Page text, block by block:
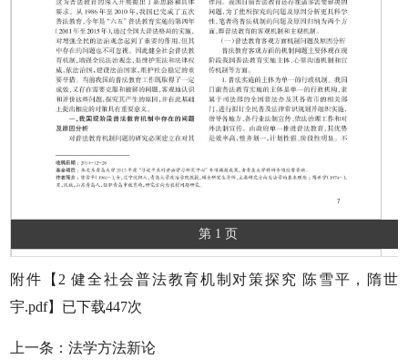
第 1 页
附件【 2 健全社会普法教育机制对策探究 陈雪平，隋世
宇.pdf】已下载447次
上一条：法学方法新论